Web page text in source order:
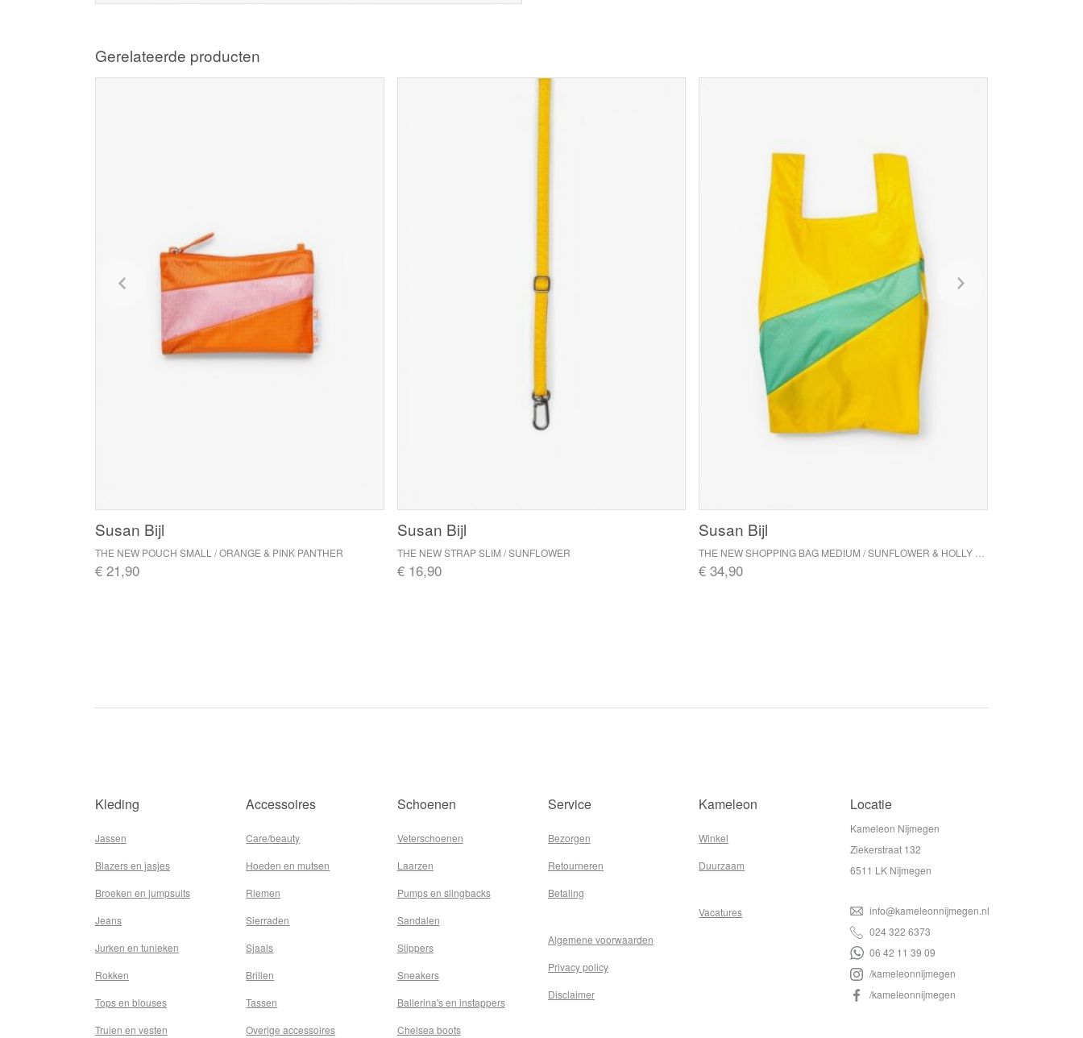
Gerelateerde producten
Susan Bijl
THE NEW POUCH SMALL / ORANGE & PINK PANTHER
€ 21,90
Susan Bijl
THE NEW STRAP SLIM / SUNFLOWER
€ 16,90
Susan Bijl
€ 34,90
Kleding
Jassen
Blazers en jasjes
Broeken en jumpsuits
Jeans
Jurken en tunieken
Rokken
Tops en blouses
Truien en vesten
Accessoires
Care/beauty
Hoeden en mutsen
Riemen
Sierraden
Sjaals
Brillen
Tassen
Overige accessoires
Schoenen
Veterschoenen
Laarzen
Pumps en slingbacks
Sandalen
Slippers
Sneakers
Ballerina's en instappers
Chelsea boots
Service
Bezorgen
Retourneren
Betaling
Algemene voorwaarden
Privacy policy
Disclaimer
Kameleon
Winkel
Duurzaam
Vacatures
Locatie
Kameleon Nijmegen
Ziekerstraat 132
6511 LK Nijmegen
info@kameleonnijmegen.nl
024 322 6373
06 42 11 39 09
/kameleonnijmegen
/kameleonnijmegen